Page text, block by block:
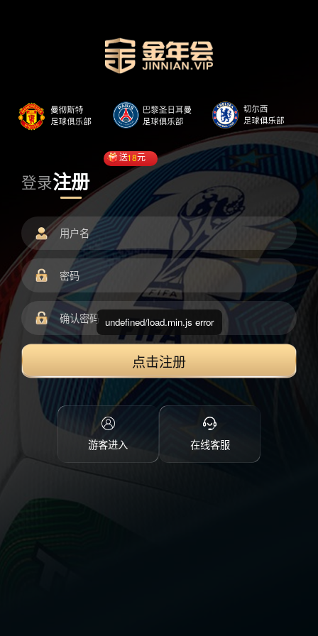
登录注册
送18元
点击注册
游客进入 在线客服
undefined/load.min.js error